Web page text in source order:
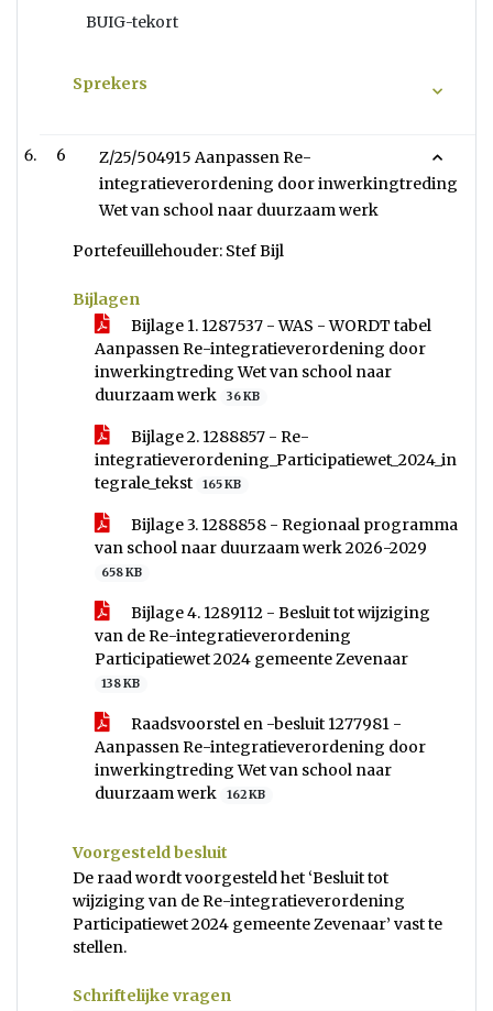
BUIG-tekort
Sprekers
6
Z/25/504915 Aanpassen Re-
integratieverordening door inwerkingtreding
Wet van school naar duurzaam werk
Portefeuillehouder: Stef Bijl
Bijlagen
Bijlage 1. 1287537 - WAS - WORDT tabel
Aanpassen Re-integratieverordening door
inwerkingtreding Wet van school naar
duurzaam werk
36 KB
Bijlage 2. 1288857 - Re-
integratieverordening_Participatiewet_2024_in
tegrale_tekst
165 KB
Bijlage 3. 1288858 - Regionaal programma
van school naar duurzaam werk 2026-2029
658 KB
Bijlage 4. 1289112 - Besluit tot wijziging
van de Re-integratieverordening
Participatiewet 2024 gemeente Zevenaar
138 KB
Raadsvoorstel en -besluit 1277981 -
Aanpassen Re-integratieverordening door
inwerkingtreding Wet van school naar
duurzaam werk
162 KB
Voorgesteld besluit
De raad wordt voorgesteld het ‘Besluit tot
wijziging van de Re-integratieverordening
Participatiewet 2024 gemeente Zevenaar’ vast te
stellen.
Schriftelijke vragen